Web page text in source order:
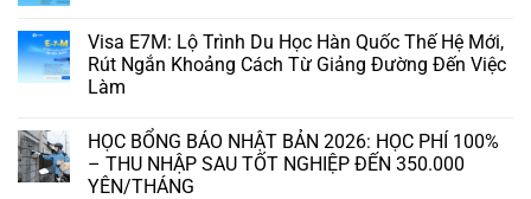
Visa E7M: Lộ Trình Du Học Hàn Quốc Thế Hệ Mới,
Rút Ngắn Khoảng Cách Từ Giảng Đường Đến Việc
Làm
HỌC BỔNG BÁO NHẬT BẢN 2026: HỌC PHÍ 100%
– THU NHẬP SAU TỐT NGHIỆP ĐẾN 350.000
YÊN/THÁNG